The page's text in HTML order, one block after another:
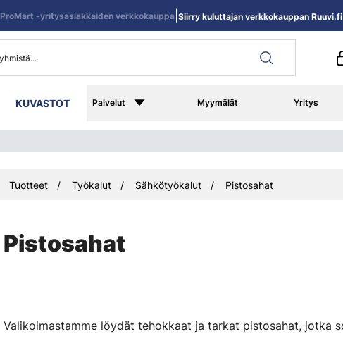
KUVASTOT Palvelut Myymälät Yritys
ProMart -yritysasiakkaiden verkkokauppa| Siirry kuluttajan verkkokauppan Ruuvi.fi
Tuotteet Työkalut Sähkötyökalut Pistosahat
Pistosahat
Valikoimastamme löydät tehokkaat ja tarkat pistosahat, jotka